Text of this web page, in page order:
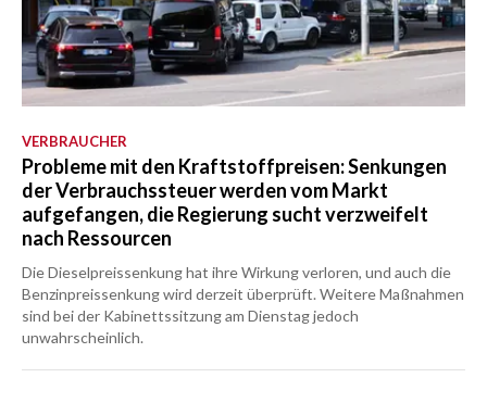
VERBRAUCHER
Probleme mit den Kraftstoffpreisen: Senkungen
der Verbrauchssteuer werden vom Markt
aufgefangen, die Regierung sucht verzweifelt
nach Ressourcen
Die Dieselpreissenkung hat ihre Wirkung verloren, und auch die
Benzinpreissenkung wird derzeit überprüft. Weitere Maßnahmen
sind bei der Kabinettssitzung am Dienstag jedoch
unwahrscheinlich.